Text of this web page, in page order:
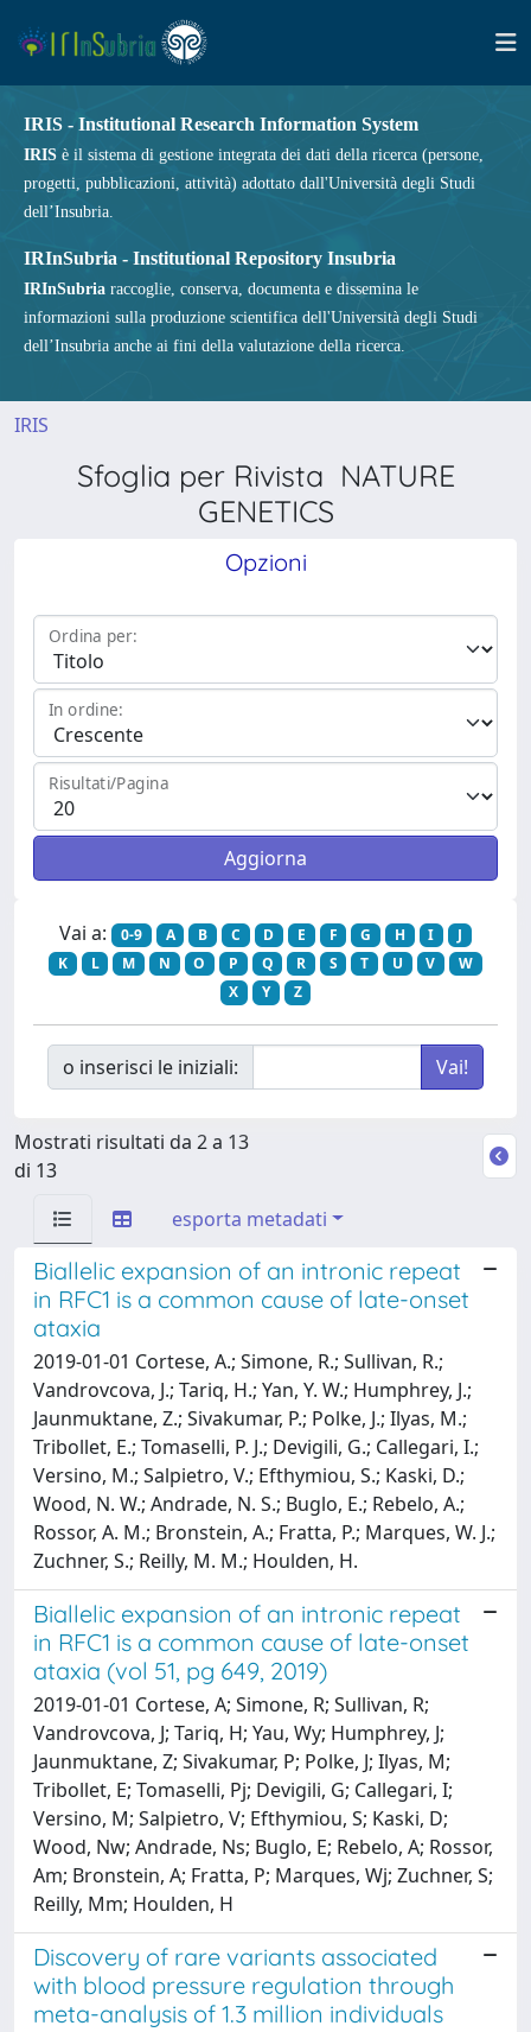
IRIS - Institutional Research Information System
IRIS è il sistema di gestione integrata dei dati della ricerca (persone,
progetti, pubblicazioni, attività) adottato dall'Università degli Studi
dell’Insubria.
IRInSubria - Institutional Repository Insubria
IRInSubria raccoglie, conserva, documenta e dissemina le
informazioni sulla produzione scientifica dell'Università degli Studi
dell’Insubria anche ai fini della valutazione della ricerca.
IRIS
Sfoglia per Rivista NATURE
GENETICS
Opzioni
Ordina per:
In ordine:
Risultati/Pagina
Vai a: 0-9 A B C D E F G H I
J
K
L M N O P Q R S T U V
W
X
Y Z
o inserisci le iniziali:
Mostrati risultati da 2 a 13
di 13
esporta metadati
Biallelic expansion of an intronic repeat
in RFC1 is a common cause of late-onset
ataxia
2019-01-01 Cortese, A.; Simone, R.; Sullivan, R.;
Vandrovcova, J.; Tariq, H.; Yan, Y. W.; Humphrey, J.;
Jaunmuktane, Z.; Sivakumar, P.; Polke, J.; Ilyas, M.;
Tribollet, E.; Tomaselli, P. J.; Devigili, G.; Callegari, I.;
Versino, M.; Salpietro, V.; Efthymiou, S.; Kaski, D.;
Wood, N. W.; Andrade, N. S.; Buglo, E.; Rebelo, A.;
Rossor, A. M.; Bronstein, A.; Fratta, P.; Marques, W. J.;
Zuchner, S.; Reilly, M. M.; Houlden, H.
Biallelic expansion of an intronic repeat
in RFC1 is a common cause of late-onset
ataxia (vol 51, pg 649, 2019)
2019-01-01 Cortese, A; Simone, R; Sullivan, R;
Vandrovcova, J; Tariq, H; Yau, Wy; Humphrey, J;
Jaunmuktane, Z; Sivakumar, P; Polke, J; Ilyas, M;
Tribollet, E; Tomaselli, Pj; Devigili, G; Callegari, I;
Versino, M; Salpietro, V; Efthymiou, S; Kaski, D;
Wood, Nw; Andrade, Ns; Buglo, E; Rebelo, A; Rossor,
Am; Bronstein, A; Fratta, P; Marques, Wj; Zuchner, S;
Reilly, Mm; Houlden, H
Discovery of rare variants associated
with blood pressure regulation through
meta-analysis of 1.3 million individuals